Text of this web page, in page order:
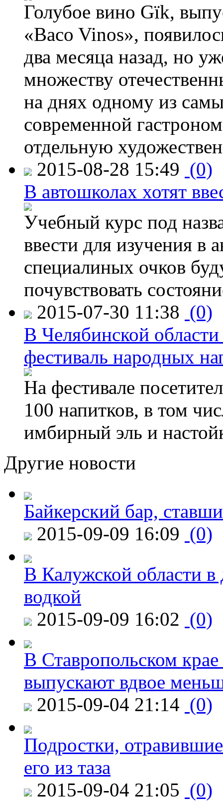
Голубое вино Gïk,
«Baco Vinos»,
два месяца назад, но
множеству
на днях одному из
современной
отдельную
2015-08-28 15:49 (0)
В автошколах хотят
Учебный курс под
ввести для изучения
специалиных очков
почувствовать
2015-07-30 11:38 (0)
В Челябинской
фестиваль народных
На фестивале
100 напитков, в том
имбирный эль и
Другие новости
Байкерский бар,
2015-09-09 16:09 (0)
В Калужской области в
водкой
2015-09-09 16:02 (0)
В Ставропольском
выпускают вдвое
2015-09-04 21:14 (0)
Подростки,
его из таза
2015-09-04 21:05 (0)